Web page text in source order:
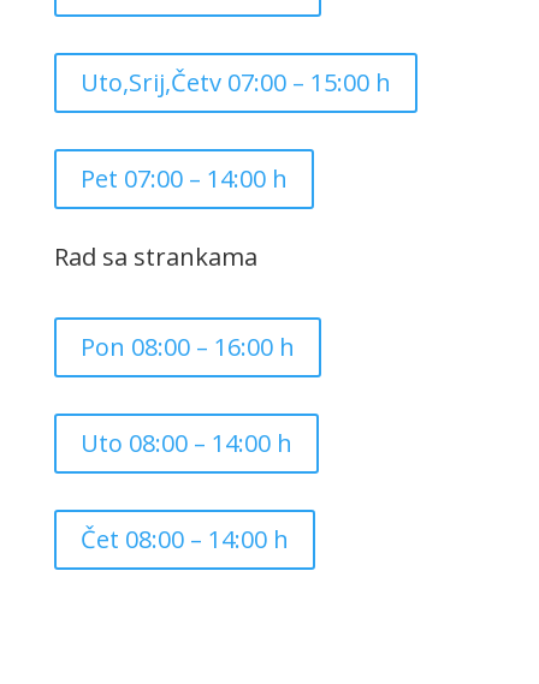
Uto,Srij,Četv 07:00 – 15:00 h
Pet 07:00 – 14:00 h
Rad sa strankama
Pon 08:00 – 16:00 h
Uto 08:00 – 14:00 h
Čet 08:00 – 14:00 h